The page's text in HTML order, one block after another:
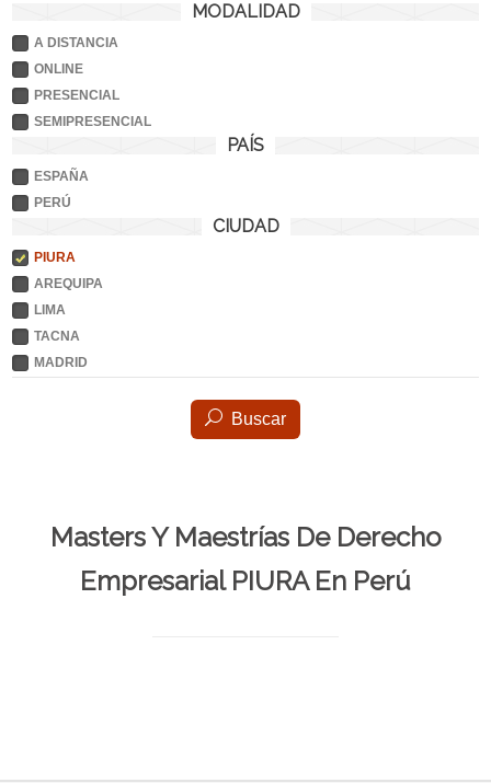
MODALIDAD
A DISTANCIA
ONLINE
PRESENCIAL
SEMIPRESENCIAL
PAÍS
ESPAÑA
PERÚ
CIUDAD
PIURA
AREQUIPA
LIMA
TACNA
MADRID
Buscar
Masters Y Maestrías De Derecho
Empresarial PIURA En Perú